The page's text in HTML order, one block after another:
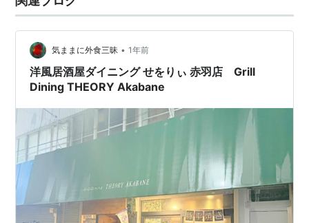
気ままに外食三昧 • 1年前
洋風居酒屋ダイニング せをりぃ 赤羽店 Grill
Dining THEORY Akabane